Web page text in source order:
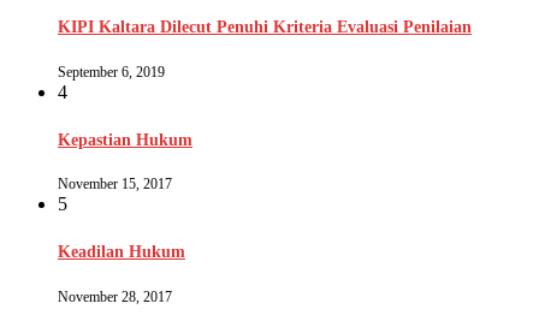
KIPI Kaltara Dilecut Penuhi Kriteria Evaluasi Penilaian
September 6, 2019
4
Kepastian Hukum
November 15, 2017
5
Keadilan Hukum
November 28, 2017